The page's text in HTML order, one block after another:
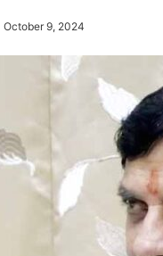
October 9, 2024